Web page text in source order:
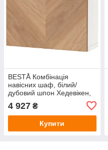
BESTÅ Комбінація
навісних шаф, білий/
дубовий шпон Хедевікен,
594.292.50
4 927 ₴
Купити